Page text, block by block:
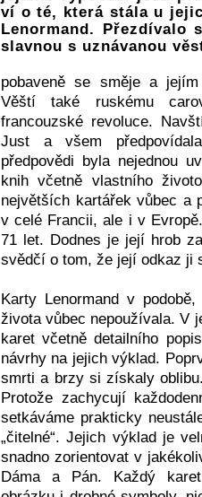
ví o té, která stála u
Lenormand. Přezdívalo
slavnou s uznávanou
pobaveně se směje a
Věští také ruskému
francouzské revoluce.
Just a všem
předpovědi byla nejednou
knih včetně vlastního
největších kartářek vůbec a
v celé Francii, ale i v
71 let. Dodnes je její hrob
svědčí o tom, že její odkaz ji
Karty Lenormand v
života vůbec nepoužívala. V
karet včetně detailního
návrhy na jejich výklad.
smrti a brzy si získaly
Protože zachycují
setkáváme prakticky
„čitelné“. Jejich výklad je
snadno zorientovat v
Dáma a Pán. Každý